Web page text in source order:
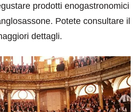
prodotti enogastronomici
Potete consultare il
dettagli.